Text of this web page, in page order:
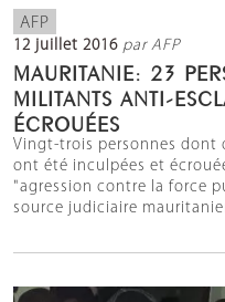
AFP
12 juillet 2016 par AFP
MAURITANIE: 23
MILITANTS ANTI-
ÉCROUÉES
Vingt-trois personnes dont
ont été inculpées et
"agression contre la force
source judiciaire